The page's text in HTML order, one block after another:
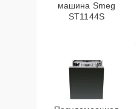
машина Smeg
ST1144S